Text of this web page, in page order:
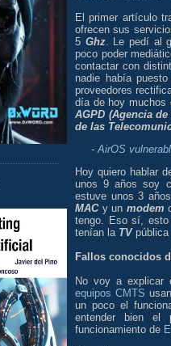
El primer artículo
ofrecen sus
5 Ghz. Le pedí al
poco poder
contactar con
nadie había
proveedores
día de hoy muchos
AGPD (Agencia
de las
- AirOS
Hoy quiero hablar
unos 9 años soy
estuve unos 3
MACy un modem
tengo. Eso sí,
tenían la TVpública
Fallos conocidos
No voy a explicar
equipos CMTS
un poco el
entender bien el
funcionamiento de